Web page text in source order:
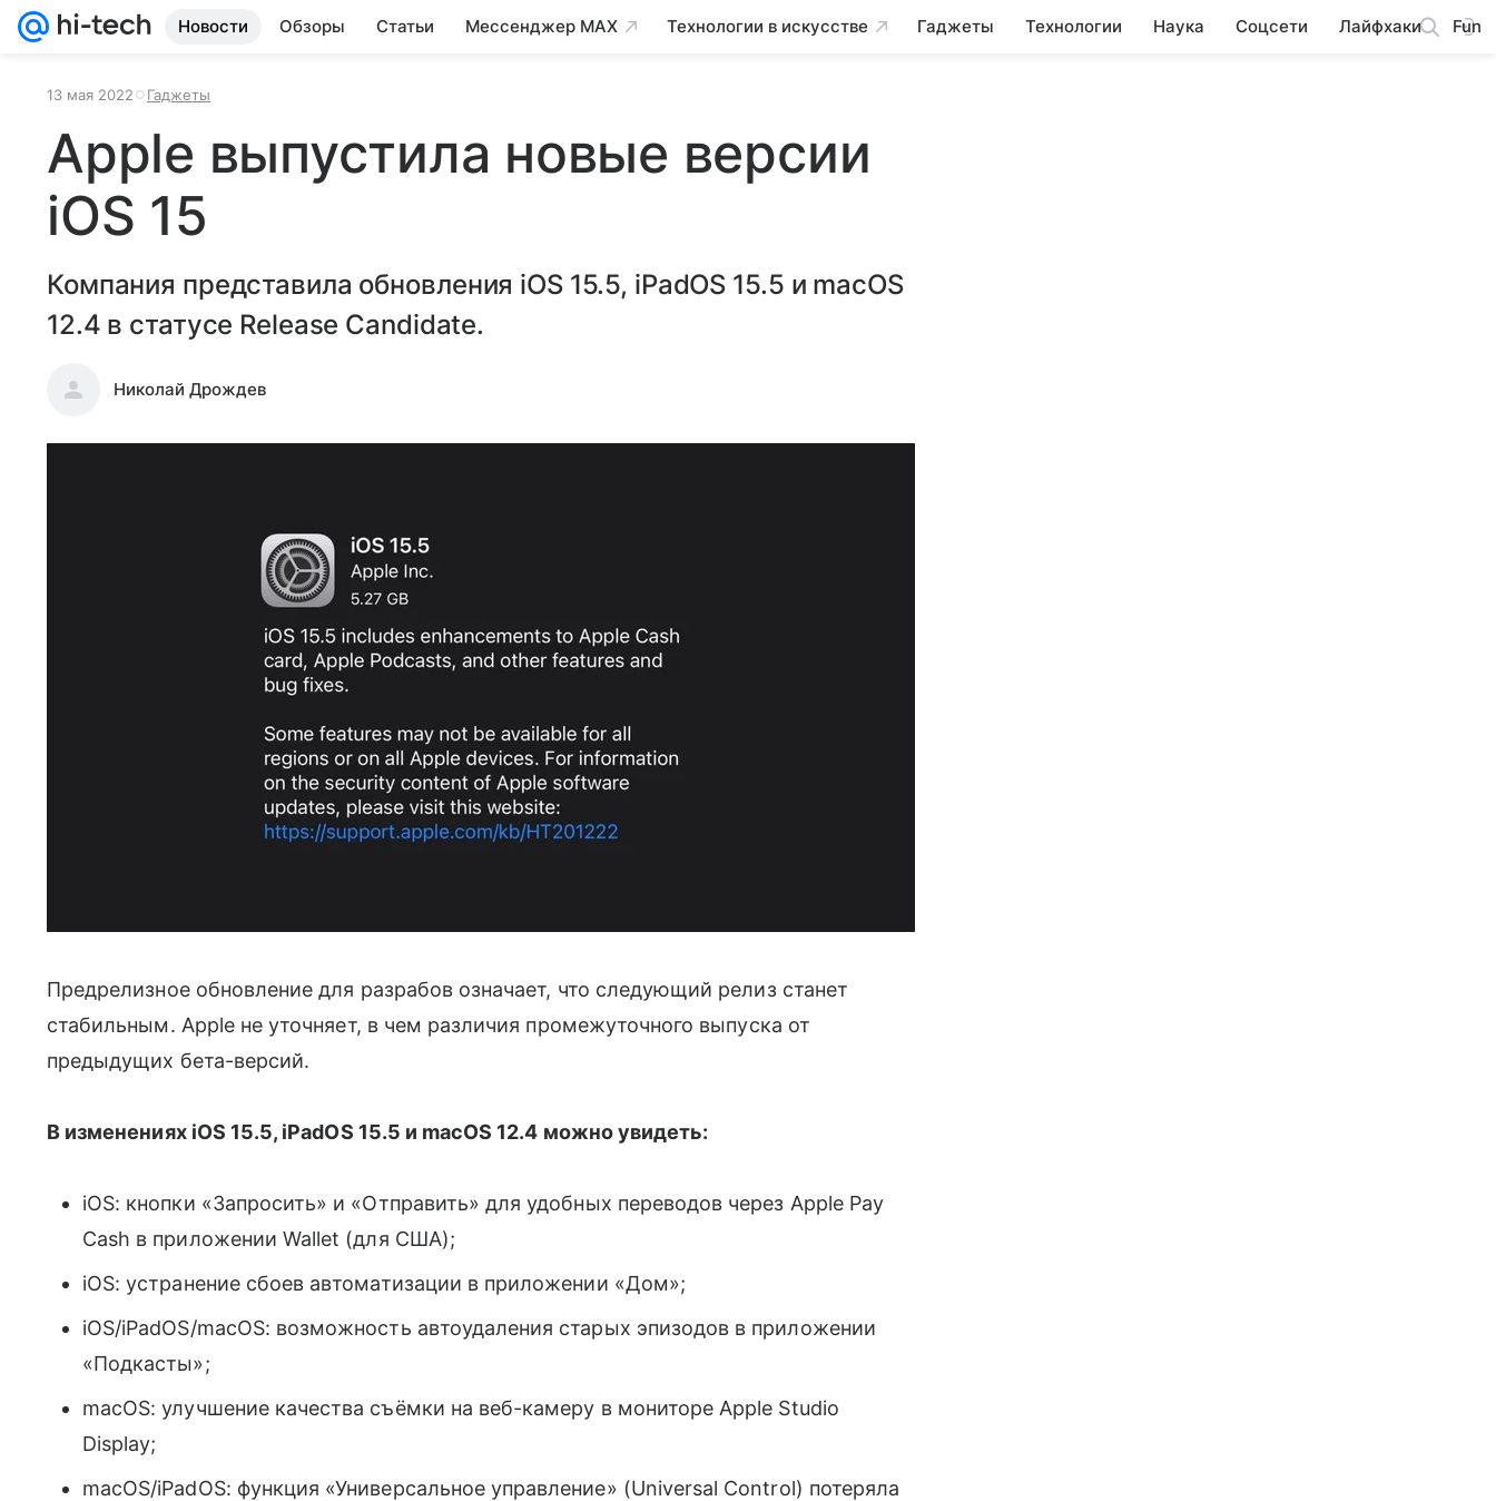
Новости Обзоры Статьи Мессенджер MAX Технологии в искусстве Гаджеты Технологии Наука Соцсети Лайфхаки Fun
13 мая 2022 Гаджеты
Apple выпустила новые версии
iOS 15
Компания представила обновления iOS 15.5, iPadOS 15.5 и macOS
12.4 в статусе Release Candidate.
Николай Дрождев
Предрелизное обновление для разрабов означает, что следующий релиз станет
стабильным. Apple не уточняет, в чем различия промежуточного выпуска от
предыдущих бета-версий.
В изменениях iOS 15.5, iPadOS 15.5 и macOS 12.4 можно увидеть:
iOS: кнопки «Запросить» и «Отправить» для удобных переводов через Apple Pay
Cash в приложении Wallet (для США);
iOS: устранение сбоев автоматизации в приложении «Дом»;
iOS/iPadOS/macOS: возможность автоудаления старых эпизодов в приложении
«Подкасты»;
macOS: улучшение качества съёмки на веб-камеру в мониторе Apple Studio
Display;
macOS/iPadOS: функция «Универсальное управление» (Universal Control) потеряла